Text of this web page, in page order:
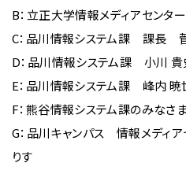
B：立正大学情報メディアセン
C：品川情報システム課 課長
D：品川情報システム課 小川
E：品川情報システム課 峰内 暁
F：熊谷情報システム課のみなさま
G：品川キャンパス 情報メディ
りす